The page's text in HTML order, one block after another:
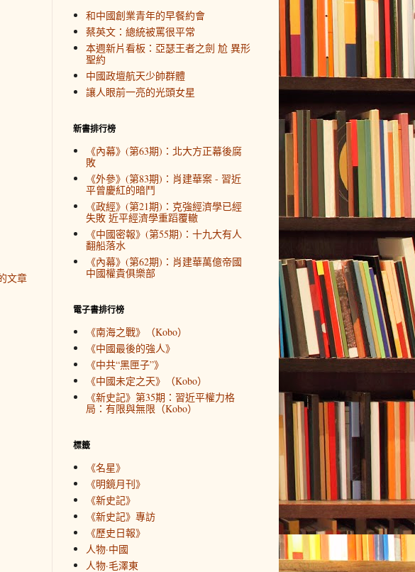
文章
和中國創業青年的早餐約會
蔡英文：總統被罵很平常
本週新片看板：亞瑟王者之劍 尬 異形
聖約
中國政壇航天少帥群體
讓人眼前一亮的光頭女星
新書排行榜
《內幕》(第63期)：北大方正幕後腐
敗
《外參》(第83期)：肖建華案 - 習近
平曾慶紅的暗鬥
《政經》(第21期)：克強經濟學已經
失敗 近平經濟學重蹈覆轍
《中國密報》(第55期)：十九大有人
翻船落水
《內幕》(第62期)：肖建華萬億帝國
中國權貴俱樂部
電子書排行榜
《南海之戰》（Kobo）
《中國最後的強人》
《中共“黑匣子”》
《中國未定之天》（Kobo）
《新史記》第35期：習近平權力格
局：有限與無限（Kobo）
標籤
《名星》
《明鏡月刊》
《新史記》
《新史記》專訪
《歷史日報》
人物·中國
人物·毛澤東